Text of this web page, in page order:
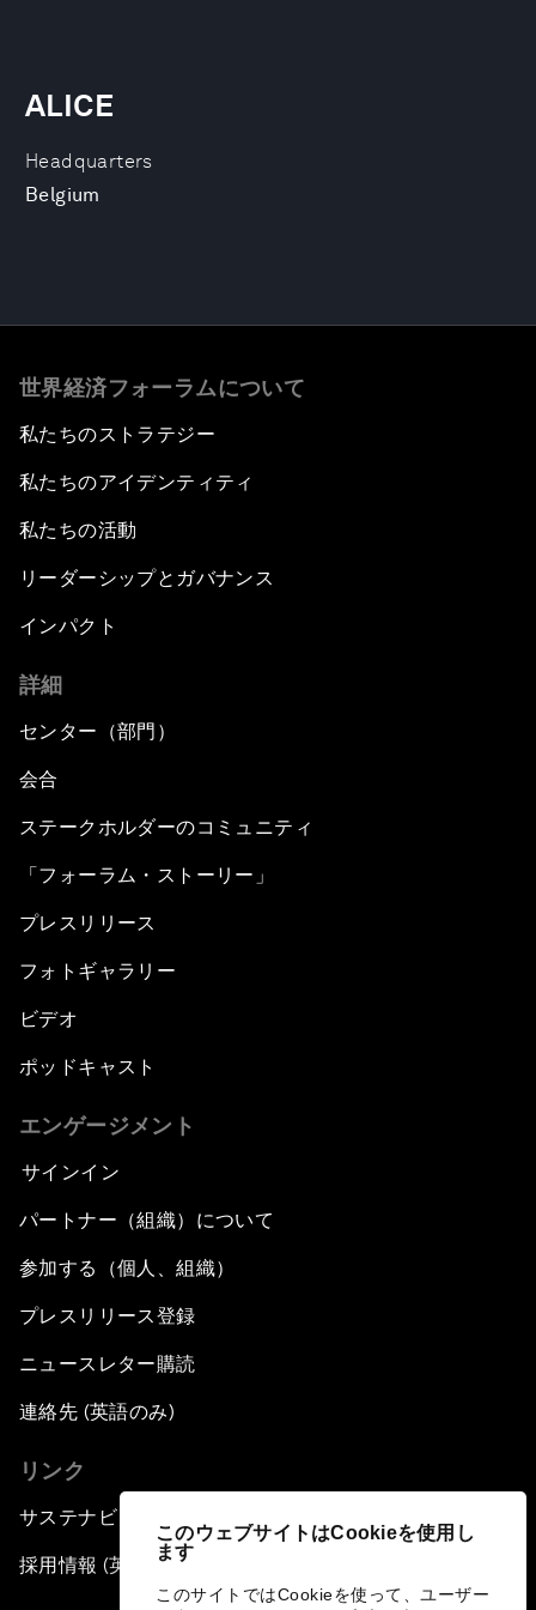
このウェブサイトはCookieを使用し
ます
このサイトではCookieを使って、ユーザー
Headquarters
Belgium
ALICE
世界経済フォーラムについて
私たちのストラテジー
私たちのアイデンティティ
私たちの活動
リーダーシップとガバナンス
インパクト
詳細
センター（部門）
会合
ステークホルダーのコミュニティ
「フォーラム・ストーリー」
プレスリリース
フォトギャラリー
ビデオ
ポッドキャスト
エンゲージメント
サインイン
パートナー（組織）について
参加する（個人、組織）
プレスリリース登録
ニュースレター購読
連絡先 (英語のみ)
リンク
サステナビリティへの取り組み
採用情報 (英語のみ)